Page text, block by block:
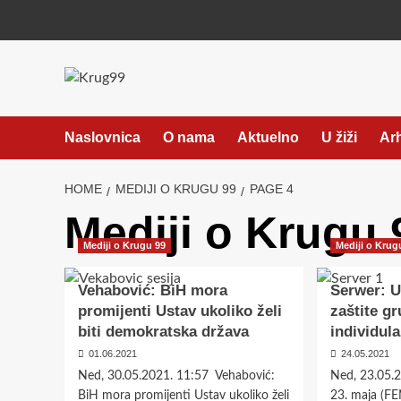
Naslovnica O nama Aktuelno U žiži
HOME MEDIJI O KRUGU 99 PAGE 4
Mediji o Krugu
Mediji o Krugu 99
Vehabović: BiH mora
promijenti Ustav ukoliko želi
biti demokratska država
01.06.2021
Ned, 30.05.2021. 11:57 Vehabović:
BiH mora promijenti Ustav ukoliko želi
Mediji o
Serwer:
zaštite
24.05.2021
Ned,
23. maja